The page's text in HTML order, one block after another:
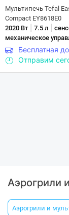
Мультипечь Tefal
Compact EY8618E0
2020 Вт| 7.5 л
механическое
Бесплатная
Отправим
Аэрогрили
Аэрогрили и